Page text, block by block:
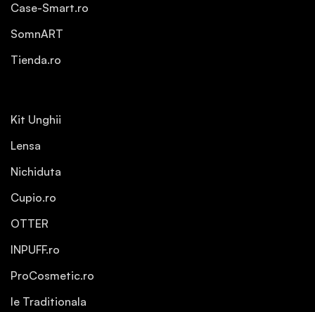
Case-Smart.ro
SomnART
Tienda.ro
Kit Unghii
Lensa
Nichiduta
Cupio.ro
OTTER
INPUFF.ro
ProCosmetic.ro
Ie Traditionala